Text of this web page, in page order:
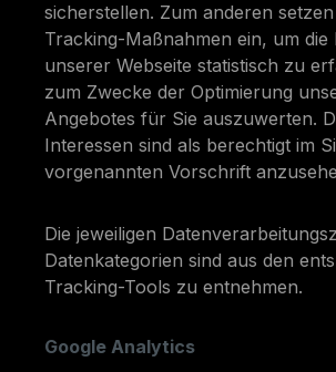
sicherstellen. Zum anderen
Tracking-Maßnahmen ein, um die
unserer Webseite statistisch zu
zum Zwecke der Optimierung
Angebotes für Sie auszuwerten.
Interessen sind als berechtigt im
vorgenannten Vorschrift
Die jeweiligen
Datenkategorien sind aus den
Tracking-Tools zu entnehmen.
Google Analytics